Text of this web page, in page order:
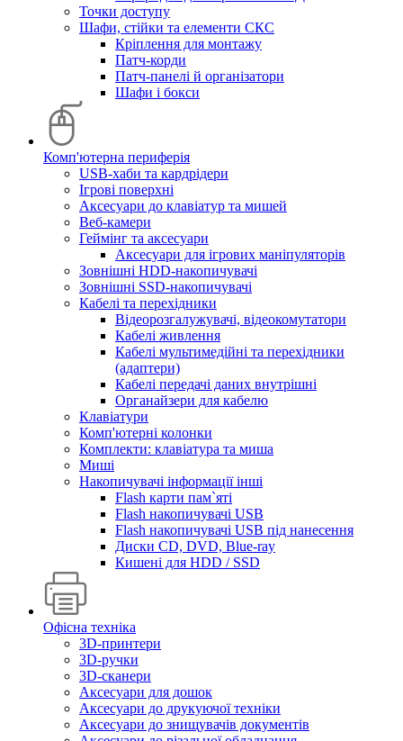
Точки доступу
Шафи, стійки та елементи СКС
Кріплення для монтажу
Патч-корди
Патч-панелі й організатори
Шафи і бокси
Комп'ютерна периферія
USB-хаби та кардрідери
Ігрові поверхні
Аксесуари до клавіатур та мишей
Веб-камери
Геймінг та аксесуари
Аксесуари для ігрових маніпуляторів
Зовнішні HDD-накопичувачі
Зовнішні SSD-накопичувачі
Кабелі та перехідники
Відеорозгалужувачі, відеокомутатори
Кабелі живлення
Кабелі мультимедійні та перехідники
(адаптери)
Кабелі передачі даних внутрішні
Органайзери для кабелю
Клавіатури
Комп'ютерні колонки
Комплекти: клавіатура та миша
Миші
Накопичувачі інформації інші
Flash карти пам`яті
Flash накопичувачі USB
Flash накопичувачі USB під нанесення
Диски CD, DVD, Blue-ray
Кишені для HDD / SSD
Офісна техніка
3D-принтери
3D-ручки
3D-сканери
Аксесуари для дошок
Аксесуари до друкуючої техніки
Аксесуари до знищувачів документів